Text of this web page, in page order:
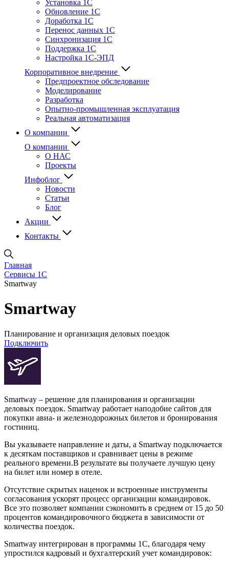
Установка 1С
Обновление 1С
Доработка 1С
Перенос данных 1С
Синхронизация 1С
Поддержка 1С
Настройка 1С-ЭПД
Корпоративное внедрение
Предпроектное обследование
Моделирование
Разработка
Опытно-промышленная эксплуатация
Реальная автоматизация
О компании
О компании
О НАС
Проекты
Инфоблог
Новости
Статьи
Блог
Акции
Контакты
Главная
Сервисы 1С
Smartway
Smartway
Планирование и организация деловых поездок
Подключить
Smartway – решение для планирования и организации
деловых поездок. Smartway работает наподобие сайтов для
покупки авиа- и железнодорожных билетов и бронирования
гостиниц.
Вы указываете направление и даты, а Smartway подключается
к десяткам поставщиков и сравнивает цены в режиме
реального времени.В результате вы получаете лучшую цену
на билет или номер в отеле.
Отсутствие скрытых наценок и встроенные инструменты
согласования ускорят процесс организации командировок.
Все это позволяет компании сэкономить в среднем от 15 до 50
процентов командировочного бюджета в зависимости от
количества поездок.
Smartway интегрирован в программы 1С, благодаря чему
упростился кадровый и бухгалтерский учет командировок: